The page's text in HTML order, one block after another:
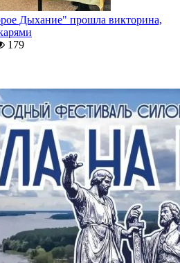
Дыхание" прошла викторина,
179